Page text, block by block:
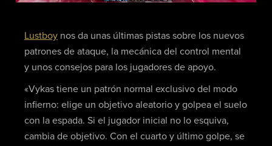
Lustboynos da unas últimas pistas sobre los nuevos
patrones de ataque, la mecánica del control mental
y unos consejos para los jugadores de apoyo.
«Vykas tiene un patrón normal exclusivo del modo
infierno: elige un objetivo aleatorio y golpea el suelo
con la espada. Si el jugador inicial no lo esquiva,
cambia de objetivo. Con el cuarto y último golpe, se